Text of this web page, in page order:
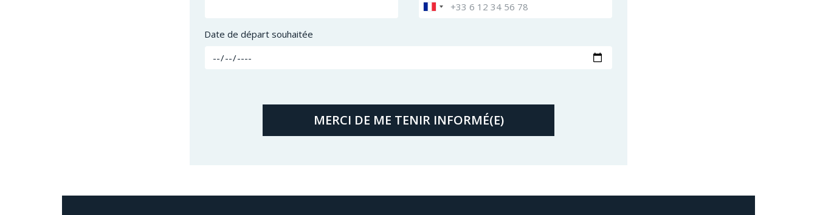
Date de départ souhaitée
MERCI DE ME TENIR INFORMÉ(E)